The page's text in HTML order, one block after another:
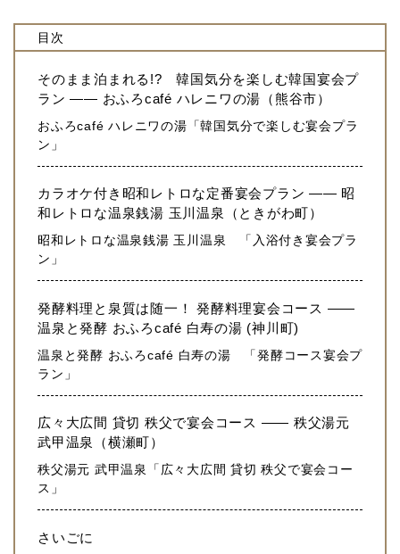
目次
そのまま泊まれる!? 韓国気分を楽しむ韓国宴会プ
ラン —— おふろcafé ハレニワの湯（熊谷市）
おふろcafé ハレニワの湯「韓国気分で楽しむ宴会プラ
ン」
カラオケ付き昭和レトロな定番宴会プラン —— 昭
和レトロな温泉銭湯 玉川温泉（ときがわ町）
昭和レトロな温泉銭湯 玉川温泉 「入浴付き宴会プラ
ン」
発酵料理と泉質は随一！ 発酵料理宴会コース ——
温泉と発酵 おふろcafé 白寿の湯 (神川町)
温泉と発酵 おふろcafé 白寿の湯 「発酵コース宴会プ
ラン」
広々大広間 貸切 秩父で宴会コース —— 秩父湯元
武甲温泉（横瀬町）
秩父湯元 武甲温泉「広々大広間 貸切 秩父で宴会コー
ス」
さいごに